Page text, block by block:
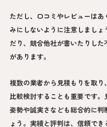
ただし、口コミやレビューは
みにしないように注意しまし
だり、競合他社が書いたりし
があります。
複数の業者から見積もりを取
比較検討することも重要です
姿勢や誠実さなども総合的に
ょう。実績と評判は、信頼で